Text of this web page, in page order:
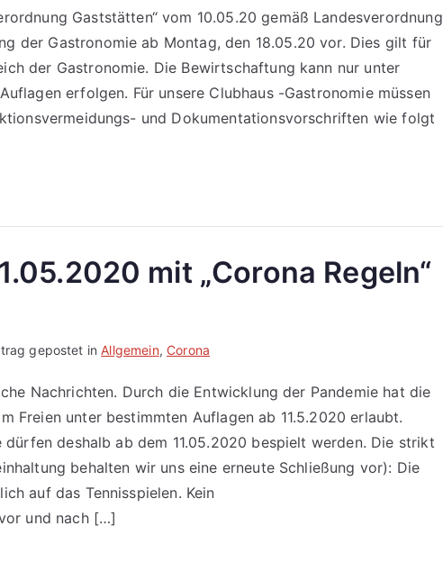
Gaststätten“ vom 10.05.20 gemäß Landesverordnung
der Gastronomie ab Montag, den 18.05.20 vor. Dies gilt für
der Gastronomie. Die Bewirtschaftung kann nur unter
erfolgen. Für unsere Clubhaus -Gastronomie müssen
und Dokumentationsvorschriften wie folgt
mit „Corona Regeln“
gepostet inAllgemein, Corona
Nachrichten. Durch die Entwicklung der Pandemie hat die
Freien unter bestimmten Auflagen ab 11.5.2020 erlaubt.
deshalb ab dem 11.05.2020 bespielt werden. Die strikt
behalten wir uns eine erneute Schließung vor): Die
auf das Tennisspielen. Kein
und nach […]